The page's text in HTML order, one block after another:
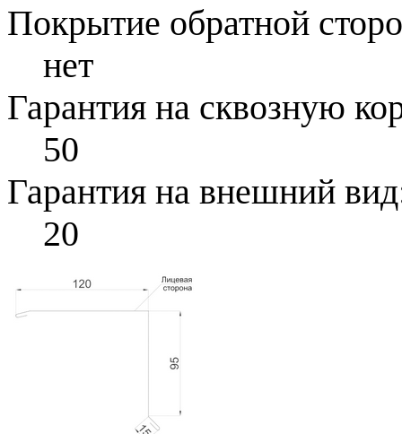
Покрытие обратной
нет
Гарантия на сквозную
50
Гарантия на внешний
20